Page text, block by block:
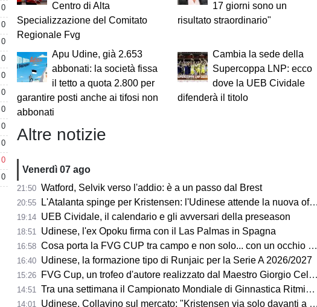
0
0
0
0
0
0
0
0
0
0
0
Centro di Alta
Specializzazione del Comitato
Regionale Fvg
17 giorni sono un
risultato straordinario"
Apu Udine, già 2.653
abbonati: la società fissa
il tetto a quota 2.800 per
garantire posti anche ai tifosi non
abbonati
Cambia la sede della
Supercoppa LNP: ecco
dove la UEB Cividale
difenderà il titolo
Altre notizie
Venerdì 07 ago
21:50 Watford, Selvik verso l'addio: è a un passo dal Brest
20:55 L'Atalanta spinge per Kristensen: l'Udinese attende la nuova offerta
19:14 UEB Cividale, il calendario e gli avversari della preseason
18:51 Udinese, l'ex Opoku firma con il Las Palmas in Spagna
16:58 Cosa porta la FVG CUP tra campo e non solo... con un occhio sempre al MERCATO
16:40 Udinese, la formazione tipo di Runjaic per la Serie A 2026/2027
15:26 FVG Cup, un trofeo d'autore realizzato dal Maestro Giorgio Celiberti
14:51 Tra una settimana il Campionato Mondiale di Ginnastica Ritmica: ci sarà Tara Dragas
14:01 Udinese, Collavino sul mercato: "Kristensen via solo davanti a un'offerta irrinunciabile. Portiere? Stiamo lavorando"